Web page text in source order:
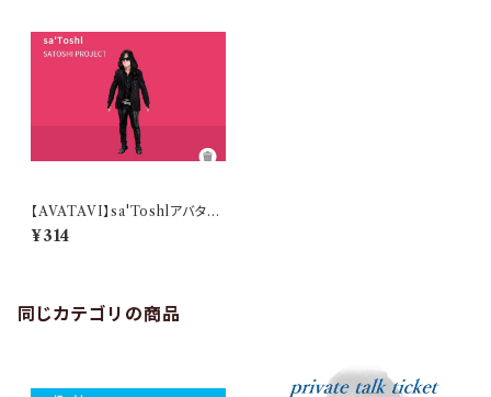
【AVATAVI】sa'Toshlアバター
Black Ver.
¥314
同じカテゴリの商品